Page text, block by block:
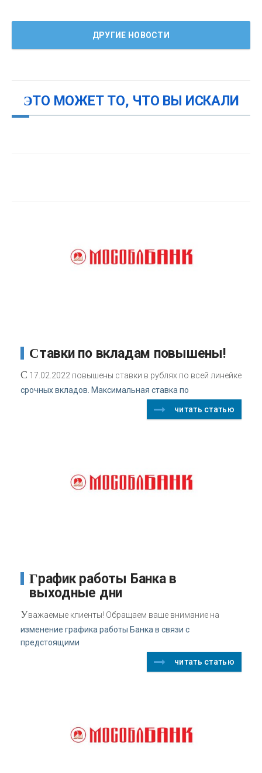
ДРУГИЕ НОВОСТИ
ЭТО МОЖЕТ ТО, ЧТО ВЫ ИСКАЛИ
Ставки по вкладам повышены!
С 17.02.2022 повышены ставки в рублях по всей линейке
срочных вкладов. Максимальная ставка по
читать статью
График работы Банка в
выходные дни
Уважаемые клиенты! Обращаем ваше внимание на
изменение графика работы Банка в связи с
предстоящими
читать статью